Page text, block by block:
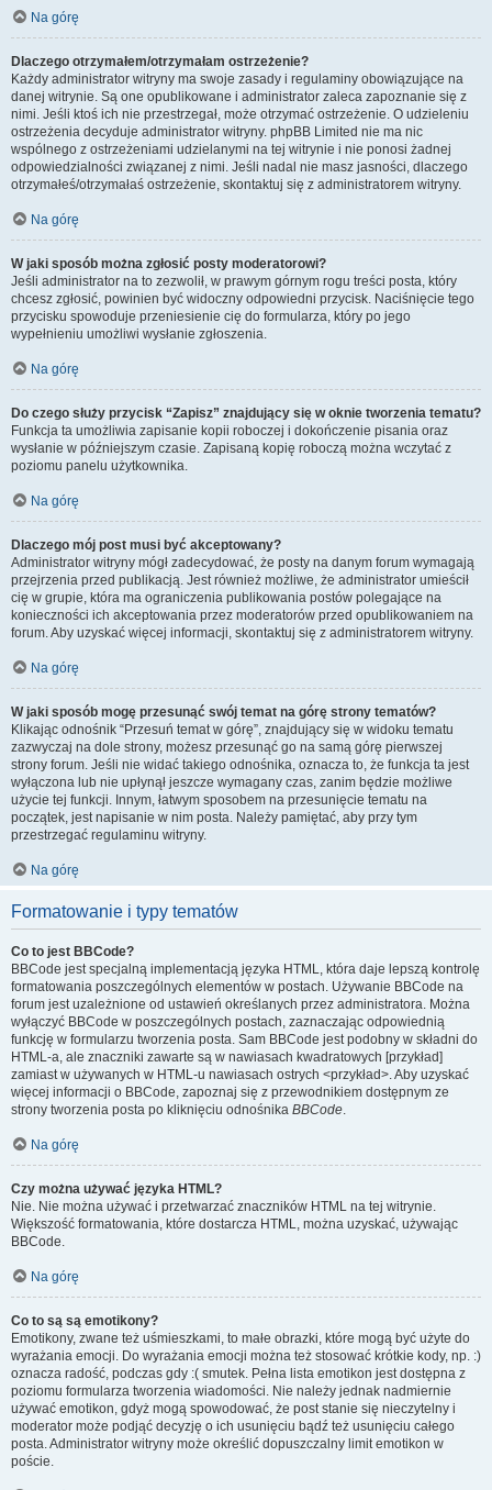
Na górę
Dlaczego otrzymałem/otrzymałam ostrzeżenie?
Każdy administrator witryny ma swoje zasady i regulaminy obowiązujące na
danej witrynie. Są one opublikowane i administrator zaleca zapoznanie się z
nimi. Jeśli ktoś ich nie przestrzegał, może otrzymać ostrzeżenie. O udzieleniu
ostrzeżenia decyduje administrator witryny. phpBB Limited nie ma nic
wspólnego z ostrzeżeniami udzielanymi na tej witrynie i nie ponosi żadnej
odpowiedzialności związanej z nimi. Jeśli nadal nie masz jasności, dlaczego
otrzymałeś/otrzymałaś ostrzeżenie, skontaktuj się z administratorem witryny.
Na górę
W jaki sposób można zgłosić posty moderatorowi?
Jeśli administrator na to zezwolił, w prawym górnym rogu treści posta, który
chcesz zgłosić, powinien być widoczny odpowiedni przycisk. Naciśnięcie tego
przycisku spowoduje przeniesienie cię do formularza, który po jego
wypełnieniu umożliwi wysłanie zgłoszenia.
Na górę
Do czego służy przycisk “Zapisz” znajdujący się w oknie tworzenia tematu?
Funkcja ta umożliwia zapisanie kopii roboczej i dokończenie pisania oraz
wysłanie w późniejszym czasie. Zapisaną kopię roboczą można wczytać z
poziomu panelu użytkownika.
Na górę
Dlaczego mój post musi być akceptowany?
Administrator witryny mógł zadecydować, że posty na danym forum wymagają
przejrzenia przed publikacją. Jest również możliwe, że administrator umieścił
cię w grupie, która ma ograniczenia publikowania postów polegające na
konieczności ich akceptowania przez moderatorów przed opublikowaniem na
forum. Aby uzyskać więcej informacji, skontaktuj się z administratorem witryny.
Na górę
W jaki sposób mogę przesunąć swój temat na górę strony tematów?
Klikając odnośnik “Przesuń temat w górę”, znajdujący się w widoku tematu
zazwyczaj na dole strony, możesz przesunąć go na samą górę pierwszej
strony forum. Jeśli nie widać takiego odnośnika, oznacza to, że funkcja ta jest
wyłączona lub nie upłynął jeszcze wymagany czas, zanim będzie możliwe
użycie tej funkcji. Innym, łatwym sposobem na przesunięcie tematu na
początek, jest napisanie w nim posta. Należy pamiętać, aby przy tym
przestrzegać regulaminu witryny.
Na górę
Formatowanie i typy tematów
Co to jest BBCode?
BBCode jest specjalną implementacją języka HTML, która daje lepszą kontrolę
formatowania poszczególnych elementów w postach. Używanie BBCode na
forum jest uzależnione od ustawień określanych przez administratora. Można
wyłączyć BBCode w poszczególnych postach, zaznaczając odpowiednią
funkcję w formularzu tworzenia posta. Sam BBCode jest podobny w składni do
HTML-a, ale znaczniki zawarte są w nawiasach kwadratowych [przykład]
zamiast w używanych w HTML-u nawiasach ostrych <przykład>. Aby uzyskać
więcej informacji o BBCode, zapoznaj się z przewodnikiem dostępnym ze
strony tworzenia posta po kliknięciu odnośnika BBCode.
Na górę
Czy można używać języka HTML?
Nie. Nie można używać i przetwarzać znaczników HTML na tej witrynie.
Większość formatowania, które dostarcza HTML, można uzyskać, używając
BBCode.
Na górę
Co to są są emotikony?
Emotikony, zwane też uśmieszkami, to małe obrazki, które mogą być użyte do
wyrażania emocji. Do wyrażania emocji można też stosować krótkie kody, np. :)
oznacza radość, podczas gdy :( smutek. Pełna lista emotikon jest dostępna z
poziomu formularza tworzenia wiadomości. Nie należy jednak nadmiernie
używać emotikon, gdyż mogą spowodować, że post stanie się nieczytelny i
moderator może podjąć decyzję o ich usunięciu bądź też usunięciu całego
posta. Administrator witryny może określić dopuszczalny limit emotikon w
poście.